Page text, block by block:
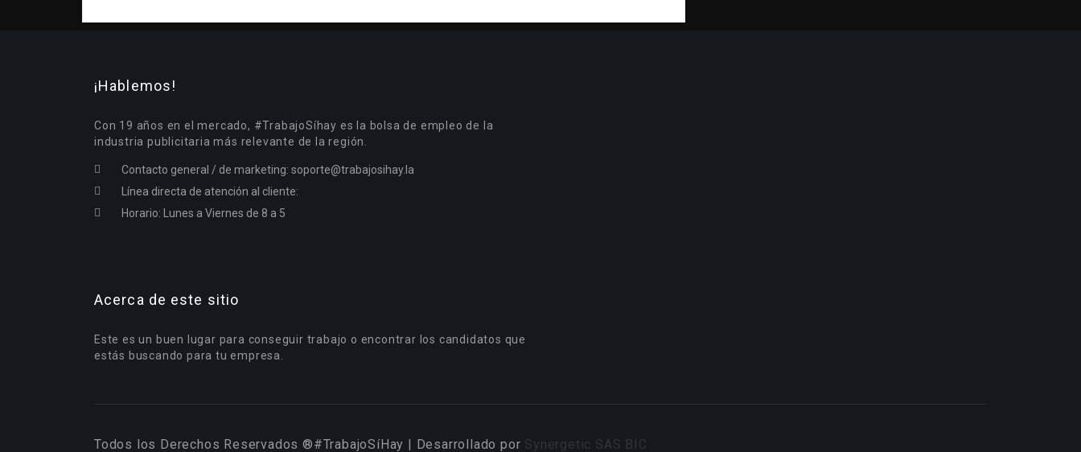
¡Hablemos!
Con 19 años en el mercado, #TrabajoSíhay es la bolsa de empleo de la
industria publicitaria más relevante de la región.
Contacto general / de marketing: soporte@trabajosihay.la
Línea directa de atención al cliente:
Horario: Lunes a Viernes de 8 a 5
Acerca de este sitio
Este es un buen lugar para conseguir trabajo o encontrar los candidatos que
estás buscando para tu empresa.
Todos los Derechos Reservados ®#TrabajoSíHay | Desarrollado por Synergetic SAS BIC